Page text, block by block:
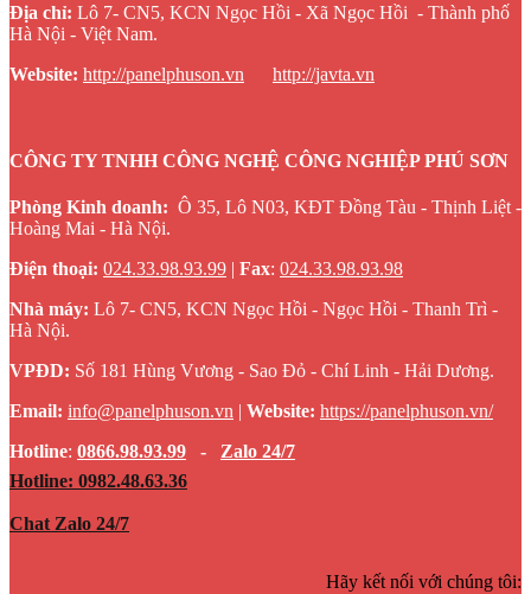
Địa chỉ: Lô 7- CN5, KCN Ngọc Hồi - Xã Ngọc Hồi - Thành phố
Hà Nội - Việt Nam.
Website: http://panelphuson.vn http://javta.vn
CÔNG TY TNHH CÔNG NGHỆ CÔNG NGHIỆP PHÚ SƠN
Phòng Kinh doanh: Ô 35, Lô N03, KĐT Đồng Tàu - Thịnh Liệt -
Hoàng Mai - Hà Nội.
Điện thoại: 024.33.98.93.99 | Fax: 024.33.98.93.98
Nhà máy: Lô 7- CN5, KCN Ngọc Hồi - Ngọc Hồi - Thanh Trì -
Hà Nội.
VPĐD: Số 181 Hùng Vương - Sao Đỏ - Chí Linh - Hải Dương.
Email: info@panelphuson.vn | Website: https://panelphuson.vn/
Hotline: 0866.98.93.99 - Zalo 24/7
Hotline: 0982.48.63.36
Chat Zalo 24/7
Hãy kết nối với chúng tôi: